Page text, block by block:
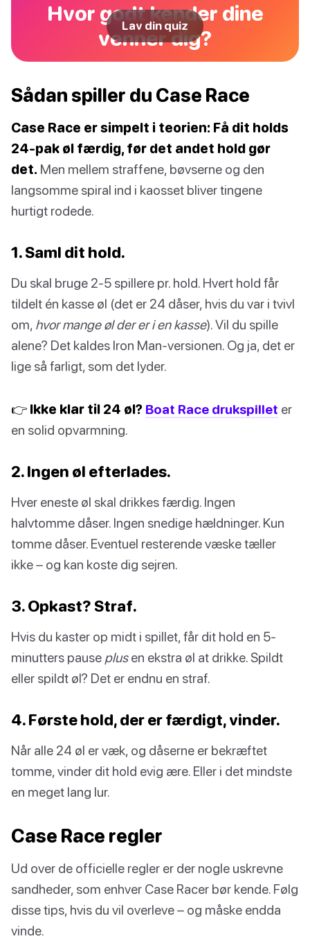
Hvor godt kender dine
venner dig?
Lav din quiz
Sådan spiller du Case Race
Case Race er simpelt i teorien: Få dit holds
24-pak øl færdig, før det andet hold gør
det. Men mellem straffene, bøvserne og den
langsomme spiral ind i kaosset bliver tingene
hurtigt rodede.
1. Saml dit hold.
Du skal bruge 2-5 spillere pr. hold. Hvert hold får
tildelt én kasse øl (det er 24 dåser, hvis du var i tvivl
om, hvor mange øl der er i en kasse). Vil du spille
alene? Det kaldes Iron Man-versionen. Og ja, det er
lige så farligt, som det lyder.
👉 Ikke klar til 24 øl? Boat Race drukspillet er
en solid opvarmning.
2. Ingen øl efterlades.
Hver eneste øl skal drikkes færdig. Ingen
halvtomme dåser. Ingen snedige hældninger. Kun
tomme dåser. Eventuel resterende væske tæller
ikke – og kan koste dig sejren.
3. Opkast? Straf.
Hvis du kaster op midt i spillet, får dit hold en 5-
minutters pause plusen ekstra øl at drikke. Spildt
eller spildt øl? Det er endnu en straf.
4. Første hold, der er færdigt, vinder.
Når alle 24 øl er væk, og dåserne er bekræftet
tomme, vinder dit hold evig ære. Eller i det mindste
en meget lang lur.
Case Race regler
Ud over de officielle regler er der nogle uskrevne
sandheder, som enhver Case Racer bør kende. Følg
disse tips, hvis du vil overleve – og måske endda
vinde.